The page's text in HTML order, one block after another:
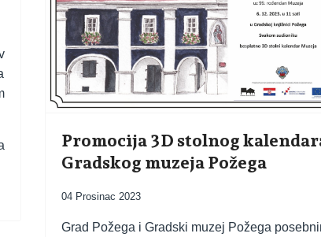
Promocija 3D stolnog
Gradskog muzeja Požega
04 Prosinac 2023
Grad Požega i Gradski muzej Požega